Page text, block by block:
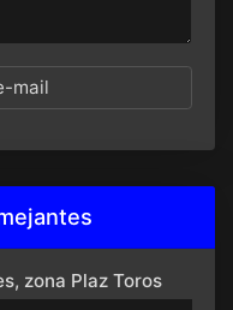
mail
zona Plaz Toros